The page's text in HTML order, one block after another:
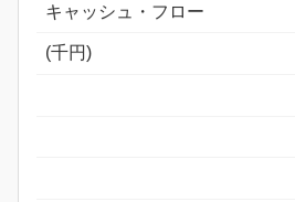
キャッシュ・フロー
(千円)